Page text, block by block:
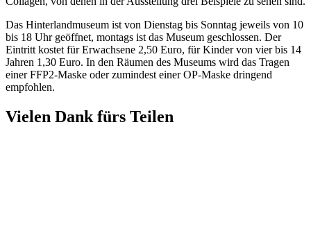
Das Hinterlandmuseum ist von Dienstag bis Sonntag jeweils von 10
bis 18 Uhr geöffnet, montags ist das Museum geschlossen. Der
Eintritt kostet für Erwachsene 2,50 Euro, für Kinder von vier bis 14
Jahren 1,30 Euro. In den Räumen des Museums wird das Tragen
einer FFP2-Maske oder zumindest einer OP-Maske dringend
empfohlen.
Vielen Dank fürs Teilen